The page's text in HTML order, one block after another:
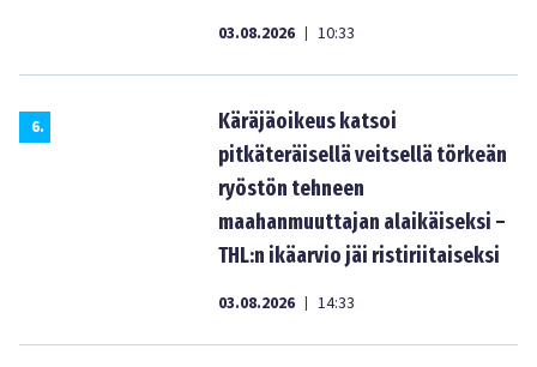
03.08.2026 | 10:33
6.
Käräjäoikeus katsoi
pitkäteräisellä veitsellä törkeän
ryöstön tehneen
maahanmuuttajan alaikäiseksi –
THL:n ikäarvio jäi ristiriitaiseksi
03.08.2026 | 14:33